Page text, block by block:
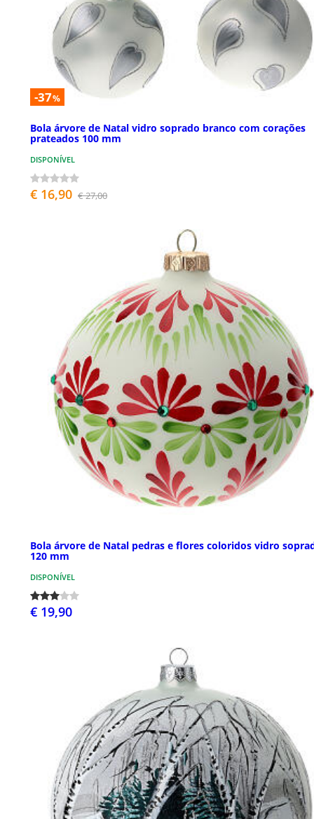
-37%
Bola árvore de Natal vidro soprado branco com corações
prateados 100 mm
DISPONÍVEL
€ 16,90 € 27,00
Bola árvore de Natal pedras e flores coloridos vidro
120 mm
DISPONÍVEL
€ 19,90